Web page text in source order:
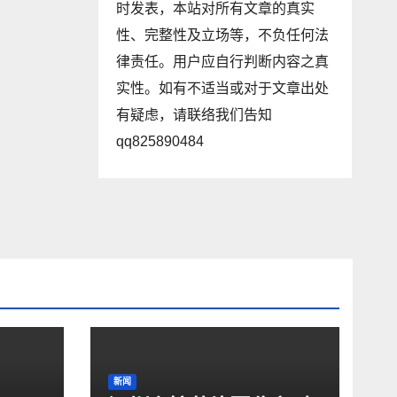
时发表，本站对所有文章的真实
性、完整性及立场等，不负任何法
律责任。用户应自行判断内容之真
实性。如有不适当或对于文章出处
有疑虑，请联络我们告知
qq825890484
新闻